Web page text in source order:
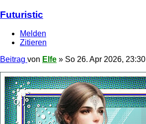
Futuristic
Melden
Zitieren
Beitrag von Elfe » So 26. Apr 2026, 23:30